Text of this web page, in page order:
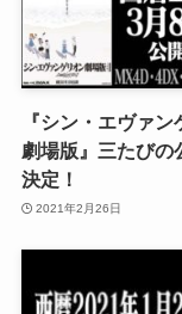
『シン・エヴァ
劇場版』三たびの
決定！
2021年2月26日